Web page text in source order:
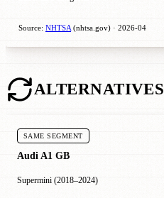
Source: NHTSA(nhtsa.gov) · 2026-04
ALTERNATIVES
SAME SEGMENT
Audi A1 GB
Supermini (2018–2024)